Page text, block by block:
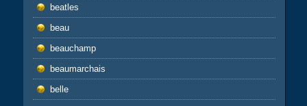
beatles
beau
beauchamp
beaumarchais
belle